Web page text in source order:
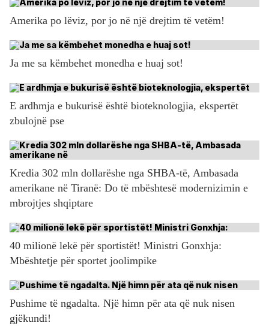
Amerika po lëviz, por jo në një drejtim të vetëm!
Ja me sa këmbehet monedha e huaj sot!
E ardhmja e bukurisë është bioteknologjia, ekspertët
zbulojnë pse
Kredia 302 mln dollarëshe nga SHBA-të, Ambasada
amerikane në Tiranë: Do të mbështesë modernizimin e
mbrojtjes shqiptare
40 milionë lekë për sportistët! Ministri Gonxhja:
Mbështetje për sportet joolimpike
Pushime të ngadalta. Një himn për ata që nuk nisen
gjëkundi!